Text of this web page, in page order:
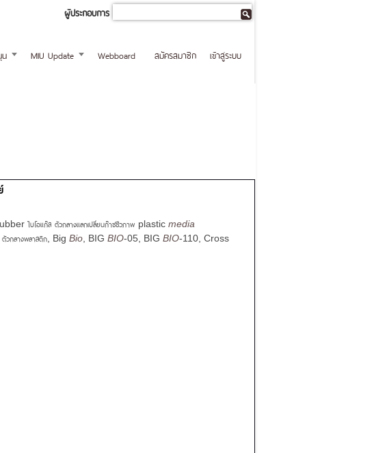
ผู้ประกอบการ
MIU Update Webboard เข้าสู่ระบบ
สมัครสมาชิก
ไบโอแก๊ส ตัวกลางแลกเปลี่ยนก๊าซชีวภาพ plastic media
ตัวกลางพลาสติก , Big Bio , BIG BIO-05, BIG BIO-110, Cross